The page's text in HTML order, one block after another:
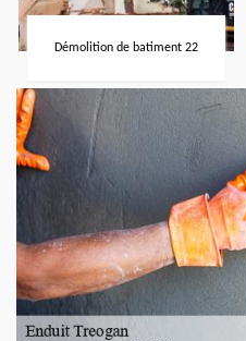
Démolition de batiment 22